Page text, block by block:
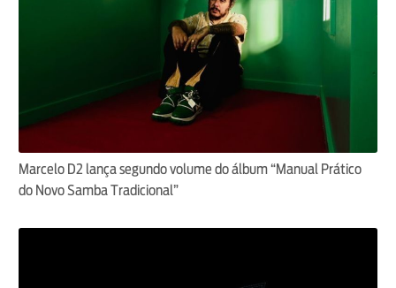
Marcelo D2 lança segundo volume do álbum “Manual Prático
do Novo Samba Tradicional”